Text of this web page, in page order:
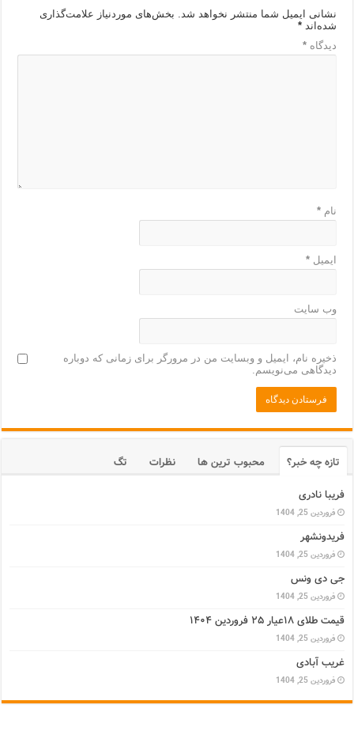
نشانی ایمیل شما منتشر نخواهد شد. بخش‌های موردنیاز علامت‌گذاری
شده‌اند*
دیدگاه*
نام*
ایمیل*
وب‌ سایت
ذخیره نام، ایمیل و وبسایت من در مرورگر برای زمانی که دوباره
دیدگاهی می‌نویسم.
تازه چه خبر؟ محبوب ترین ها نظرات
تگ
فریبا نادری
فروردین 25, 1404
فریدونشهر
فروردین 25, 1404
جی دی ونس
فروردین 25, 1404
قیمت طلای ۱۸عیار ۲۵ فروردین ۱۴۰۴
فروردین 25, 1404
غریب آبادی
فروردین 25, 1404